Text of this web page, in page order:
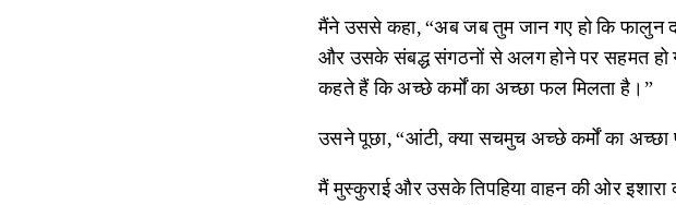
मैंने उससे कहा, “अब जब तुम जान गए हो कि फालुन
और उसके संबद्ध संगठनों से अलग होने पर सहमत हो गए
कहते हैं कि अच्छे कर्मों का अच्छा फल मिलता है।”
उसने पूछा, “आंटी, क्या सचमुच अच्छे कर्मों का अच्छा
मैं मुस्कुराई और उसके तिपहिया वाहन की ओर